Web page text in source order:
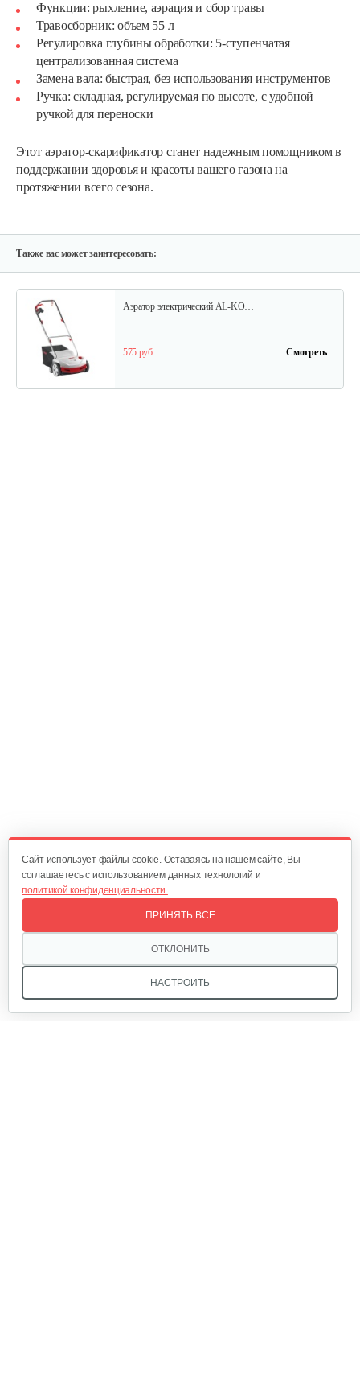
Функции: рыхление, аэрация и сбор травы
Травосборник: объем 55 л
Регулировка глубины обработки: 5-ступенчатая
централизованная система
Замена вала: быстрая, без использования инструментов
Ручка: складная, регулируемая по высоте, с удобной
ручкой для переноски
Этот аэратор-скарификатор станет надежным помощником в
поддержании здоровья и красоты вашего газона на
протяжении всего сезона.
Также вас может заинтересовать:
Аэратор электрический AL-KO…
575 руб Смотреть
Cайт использует файлы cookie. Оставаясь на нашем сайте, Вы
соглашаетесь с использованием данных технологий и
политикой конфиденциальности.
НАСТРОИТЬ
ОТКЛОНИТЬ
ПРИНЯТЬ ВСЕ